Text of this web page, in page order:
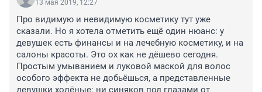
13 мая 2019, 12:27
Про видимую и невидимую косметику тут уже
сказали. Но я хотела отметить ещё один нюанс: у
девушек есть финансы и на лечебную косметику, и на
салоны красоты. Это ох как не дёшево сегодня.
Простым умыванием и луковой маской для волос
особого эффекта не добьёшься, а представленные
девушки холёные: ни синяков под глазами от